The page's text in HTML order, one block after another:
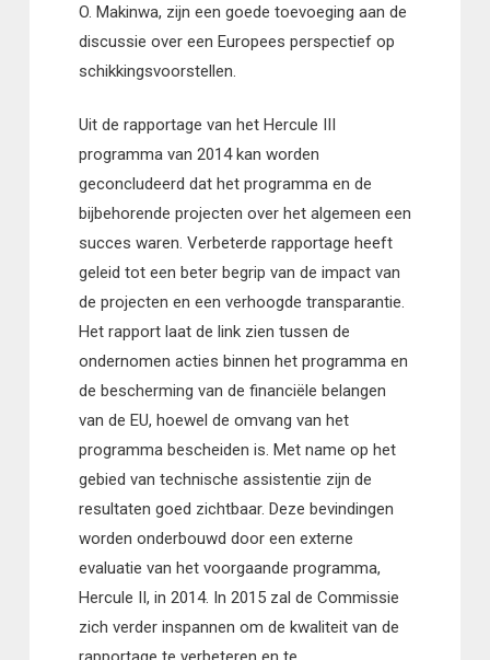
O. Makinwa, zijn een goede toevoeging aan de
discussie over een Europees perspectief op
schikkingsvoorstellen.
Uit de rapportage van het Hercule III
programma van 2014 kan worden
geconcludeerd dat het programma en de
bijbehorende projecten over het algemeen een
succes waren. Verbeterde rapportage heeft
geleid tot een beter begrip van de impact van
de projecten en een verhoogde transparantie.
Het rapport laat de link zien tussen de
ondernomen acties binnen het programma en
de bescherming van de financiële belangen
van de EU, hoewel de omvang van het
programma bescheiden is. Met name op het
gebied van technische assistentie zijn de
resultaten goed zichtbaar. Deze bevindingen
worden onderbouwd door een externe
evaluatie van het voorgaande programma,
Hercule II, in 2014. In 2015 zal de Commissie
zich verder inspannen om de kwaliteit van de